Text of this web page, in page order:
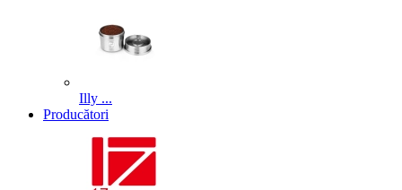
Illy ...
Producători